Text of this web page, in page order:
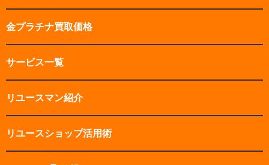
金プラチナ買取価格
サービス一覧
リユースマン紹介
リユースショップ活用術